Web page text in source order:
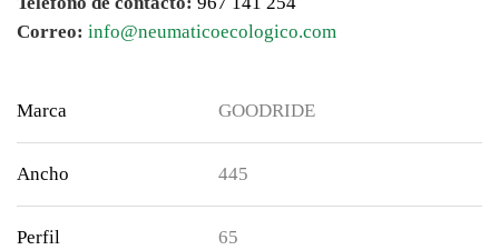
Correo: info@neumaticoecologico.com
Marca GOODRIDE
Ancho 445
Perfil 65